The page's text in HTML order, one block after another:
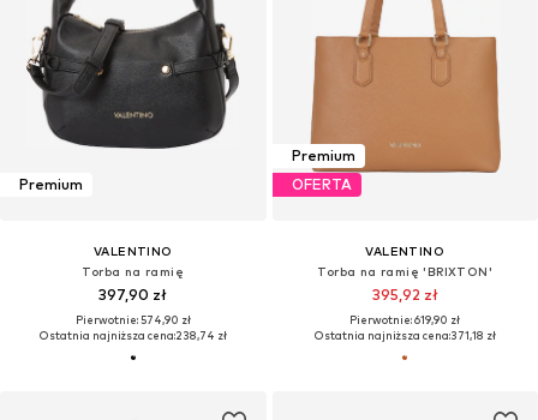
Premium
VALENTINO
Torba na ramię
397,90 zł
Pierwotnie: 574,90 zł
Ostatnia najniższa cena:238,74 zł
Premium
OFERTA
VALENTINO
Torba na ramię 'BRIXTON'
395,92 zł
Pierwotnie: 619,90 zł
Ostatnia najniższa cena:371,18 zł